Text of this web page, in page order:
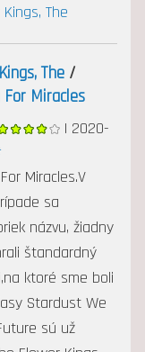
The
The/
Miracles
| 2020-
Miracles.V
sa
názvu, žiadny
štandardný
ktoré sme boli
Stardust We
sú už